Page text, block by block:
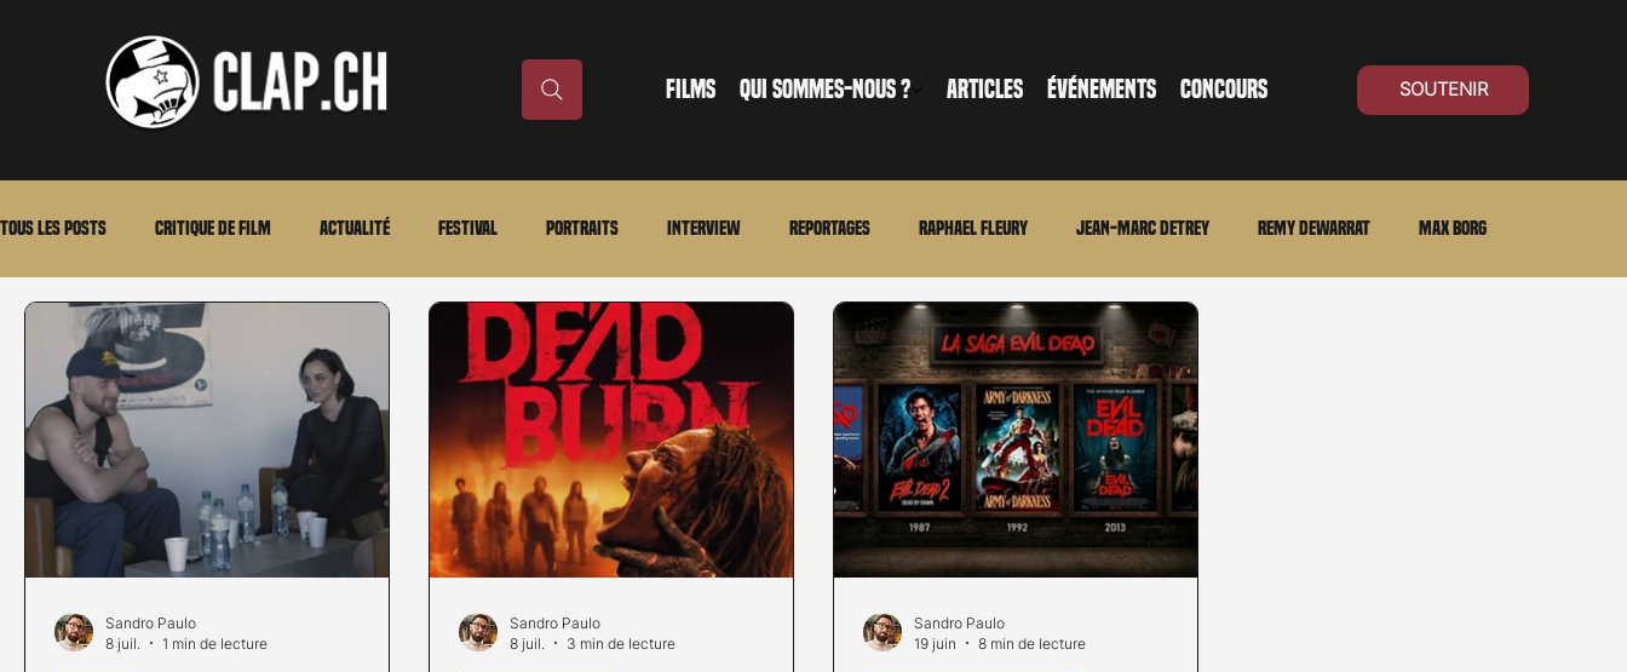
FILMS QUI SOMMES-NOUS ? ARTICLES ÉVÉNEMENTS CONCOURS SOUTENIR
Tous les posts Critique de film Actualité Festival Portraits Interview Reportages Raphael Fleury Jean-Marc Detrey Remy Dewarrat Max Borg
Laurent Scherlen VOD Annonce Evénement La chronique du MCU Cinéma Suisse
Stéfanie Rossier Stefanie Rossier Culture Régional Merchandising TWD Universe
Sandro Paulo
8 juil.
1 min de lecture
Sandro Paulo
8 juil.
3 min de lecture
Sandro Paulo
19 juin
8 min de lecture